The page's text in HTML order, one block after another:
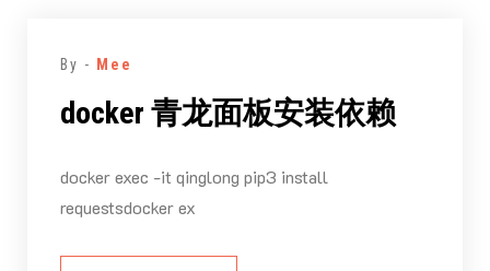
By - Mee
docker 青龙面板安装依赖
docker exec -it qinglong pip3 install
requestsdocker ex